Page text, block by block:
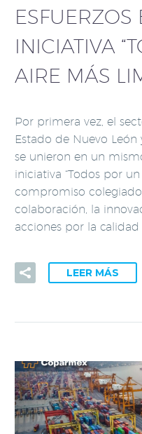
ESFUERZOS
INICIATIVA
AIRE MÁS
Por primera vez, el
Estado de Nuevo
se unieron en un
iniciativa “Todos por
compromiso
colaboración, la
acciones por la calidad
LEER MÁS